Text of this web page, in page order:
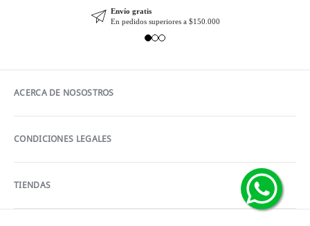
Envío gratis
En pedidos superiores a $150.000
ACERCA DE NOSOSTROS
CONDICIONES LEGALES
TIENDAS